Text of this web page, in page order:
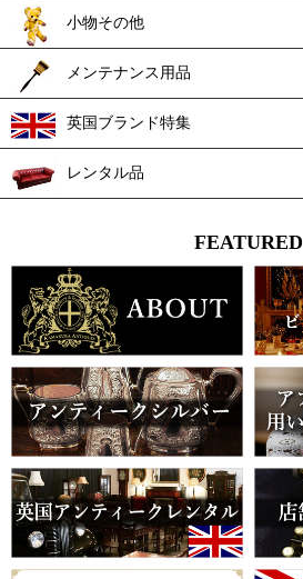
小物その他
メンテナンス用品
英国ブランド特集
レンタル品
FEATURED